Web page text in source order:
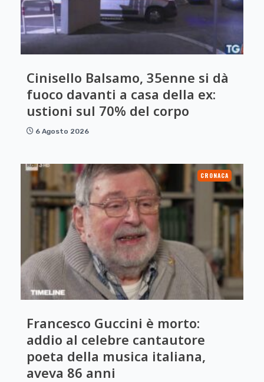
Cinisello Balsamo, 35enne si dà
fuoco davanti a casa della ex:
ustioni sul 70% del corpo
6 Agosto 2026
CRONACA
Francesco Guccini è morto:
addio al celebre cantautore
poeta della musica italiana,
aveva 86 anni